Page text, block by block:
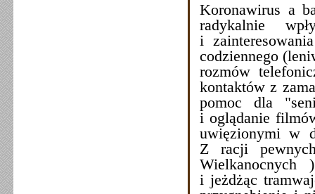
Koronawirus a
radykalnie
i
codziennego
rozmów
kontaktów z
pomoc dla
i oglądanie
uwięzionymi w
Z racji
Wielkanocnych
i jeżdżąc